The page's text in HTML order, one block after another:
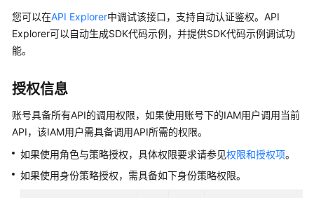
数
据
型
开
发
模
您可以在API Explorer中调试该接口，支持自动认证鉴权。API
Explorer可以自动生成SDK代码示例，并提供SDK代码示例调试功
能。
授权信息
账号具备所有API的调用权限，如果使用账号下的IAM用户调用当前
API，该IAM用户需具备调用API所需的权限。
如果使用角色与策略授权，具体权限要求请参见权限和授权项。
如果使用身份策略授权，需具备如下身份策略权限。